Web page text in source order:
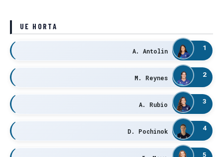
UE HORTA
A. Antolin 1
M. Reynes 2
A. Rubio 3
D. Pochinok 4
5